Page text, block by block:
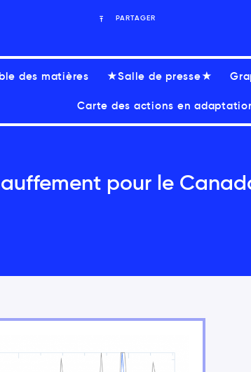
PARTAGER
des matières ★Salle de presse★
Carte des actions en
pour le